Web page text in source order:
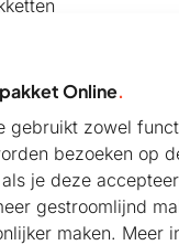
Online.
gebruikt zowel
bezoeken op
je deze
gestroomlijnd
maken. Meer